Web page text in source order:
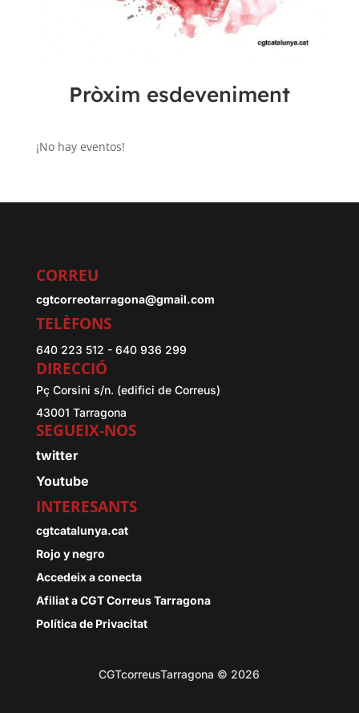
Pròxim esdeveniment
¡No hay eventos!
CORREU
cgtcorreotarragona@gmail.com
TELÈFONS
640 223 512 - 640 936 299
DIRECCIÓ
Pç Corsini s/n. (edifici de Correus)
43001 Tarragona
SEGUEIX-NOS
twitter
Youtube
INTERESANTS
cgtcatalunya.cat
Rojo y negro
Accedeix a conecta
Afiliat a CGT Correus Tarragona
Política de Privacitat
CGTcorreusTarragona © 2026